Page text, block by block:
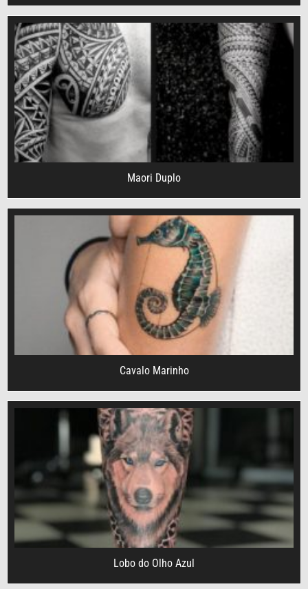
Maori Duplo
Cavalo Marinho
Lobo do Olho Azul